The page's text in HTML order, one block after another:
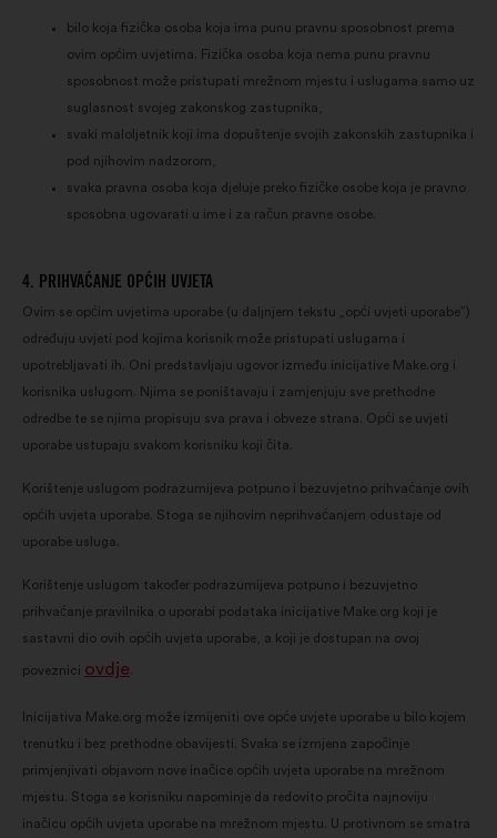
bilo koja fizička osoba koja ima punu pravnu sposobnost prema
ovim općim uvjetima. Fizička osoba koja nema punu pravnu
sposobnost može pristupati mrežnom mjestu i uslugama samo uz
suglasnost svojeg zakonskog zastupnika,
svaki maloljetnik koji ima dopuštenje svojih zakonskih zastupnika i
pod njihovim nadzorom,
svaka pravna osoba koja djeluje preko fizičke osobe koja je pravno
sposobna ugovarati u ime i za račun pravne osobe.
4. PRIHVAĆANJE OPĆIH UVJETA
Ovim se općim uvjetima uporabe (u daljnjem tekstu „opći uvjeti uporabe”)
određuju uvjeti pod kojima korisnik može pristupati uslugama i
upotrebljavati ih. Oni predstavljaju ugovor između inicijative Make.org i
korisnika uslugom. Njima se poništavaju i zamjenjuju sve prethodne
odredbe te se njima propisuju sva prava i obveze strana. Opći se uvjeti
uporabe ustupaju svakom korisniku koji čita.
Korištenje uslugom podrazumijeva potpuno i bezuvjetno prihvaćanje ovih
općih uvjeta uporabe. Stoga se njihovim neprihvaćanjem odustaje od
uporabe usluga.
Korištenje uslugom također podrazumijeva potpuno i bezuvjetno
prihvaćanje pravilnika o uporabi podataka inicijative Make.org koji je
sastavni dio ovih općih uvjeta uporabe, a koji je dostupan na ovoj
poveznici ovdje
Inicijativa Make.org može izmijeniti ove opće uvjete uporabe u bilo kojem
trenutku i bez prethodne obavijesti. Svaka se izmjena započinje
primjenjivati objavom nove inačice općih uvjeta uporabe na mrežnom
mjestu. Stoga se korisniku napominje da redovito pročita najnoviju
inačicu općih uvjeta uporabe na mrežnom mjestu. U protivnom se smatra